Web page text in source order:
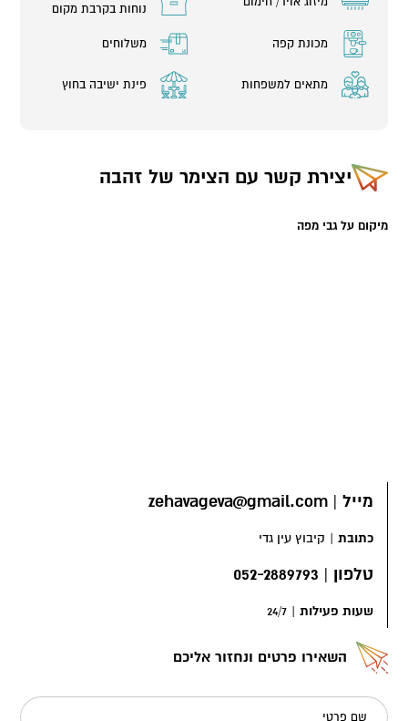
נוחות בקרבת מקום
מכונת קפה משלוחים
מתאים למשפחות פינת ישיבה בחוץ
יצירת קשר עם הצימר של זהבה
מיקום על גבי מפה
מייל |
zehavageva@gmail.com
כתובת | קיבוץ עין גדי
טלפון |
052-2889793
שעות פעילות |
24/7
השאירו פרטים ונחזור אליכם
שם פרטי